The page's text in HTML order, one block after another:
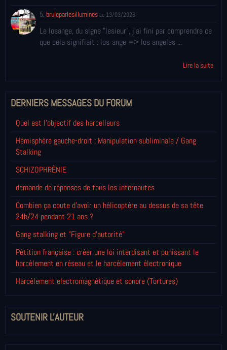
5. bruleparlesillumines Le 13/03/2026
Le losange, du signe "lesieur", j'ai fini par comprendre ce
que cela signifiait : los-ange => los angeles ...
Lire la suite
DERNIERS MESSAGES DU FORUM
Quel est l'objectif des harcelleurs
Hémisphère gauche-droit : Manipulation subliminale / Gang
Stalking
SCHIZOPHRÈNIE
demande de réponses de tous les internautes
Combien ça coute d'avoir un hélicoptère au dessus de sa tête
24h/24 pendant 21 ans ?
Gang stalking et "Figure d'autorité"
Pétition française : créer une loi interdisant et punissant le
harcèlement en réseau et le harcèlement électronique
Harcèlement electromagnétique et sonore (Tortures)
SOUTENIR L'AUTEUR